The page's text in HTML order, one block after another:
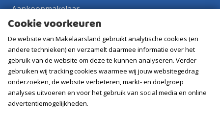
Aankoopmakelaar
Contact
Vacatures
Volg ons
Cookie voorkeuren
De website van Makelaarsland gebruikt analytische cookies (en
andere technieken) en verzamelt daarmee informatie over het
gebruik van de website om deze te kunnen analyseren. Verder
gebruiken wij tracking cookies waarmee wij jouw websitegedrag
onderzoeken, de website verbeteren, markt- en doelgroep
analyses uitvoeren en voor het gebruik van social media en online
advertentiemogelijkheden.